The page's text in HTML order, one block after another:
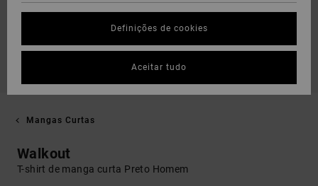
Mangas Curtas
Walkout
T-shirt de manga curta Preto Homem
Definições de cookies
Aceitar tudo